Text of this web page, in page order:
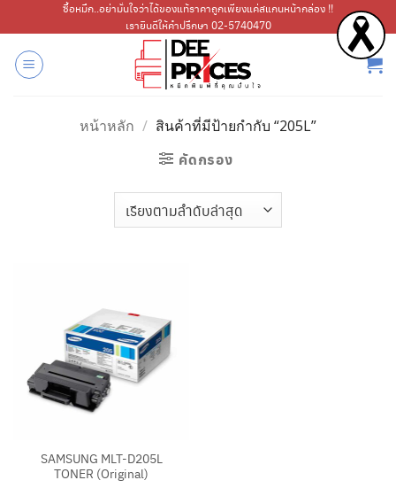
ไป
เนื้อหา
ซื้อหมึก..อย่ามั่นใจว่าได้ของแท้ราคาถูกเพียงแค่สแกนหน้ากล่อง !!
เรายินดีให้คำปรึกษา 02-5740470
หน้าหลัก / สินค้าที่มีป้ายกำกับ “205L”
คัดกรอง
SAMSUNG MLT-D205L
TONER (Original)